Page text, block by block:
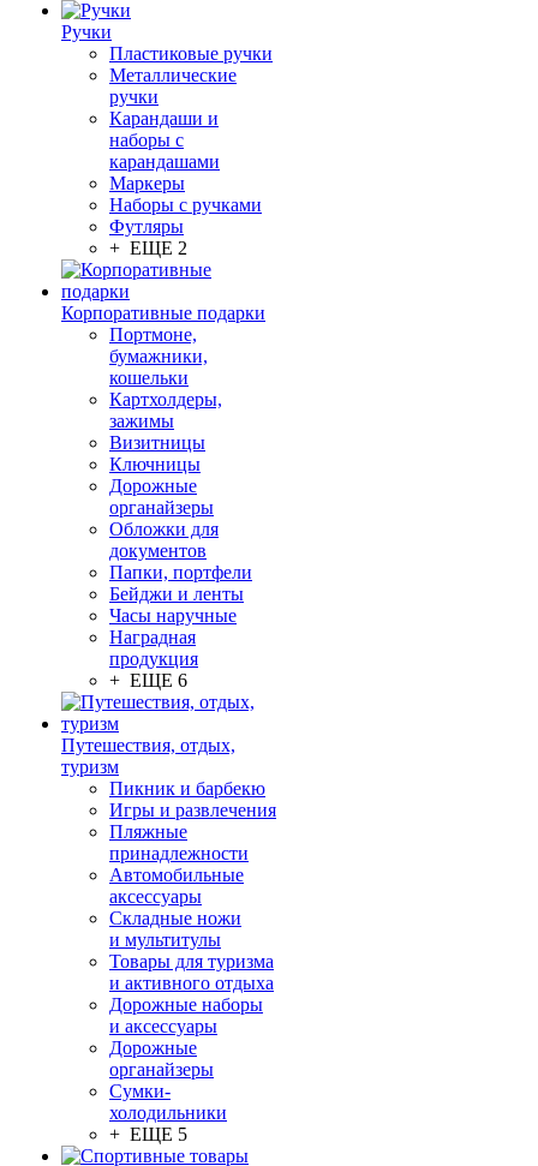
Ручки
Пластиковые ручки
Металлические
ручки
Карандаши и
наборы с
карандашами
Маркеры
Наборы с ручками
Футляры
+ ЕЩЕ 2
Корпоративные подарки
Портмоне,
бумажники,
кошельки
Картхолдеры,
зажимы
Визитницы
Ключницы
Дорожные
органайзеры
Обложки для
документов
Папки, портфели
Бейджи и ленты
Часы наручные
Наградная
продукция
+ ЕЩЕ 6
Путешествия, отдых,
туризм
Пикник и барбекю
Игры и развлечения
Пляжные
принадлежности
Автомобильные
аксессуары
Складные ножи
и мультитулы
Товары для туризма
и активного отдыха
Дорожные наборы
и аксессуары
Дорожные
органайзеры
Сумки-
холодильники
+ ЕЩЕ 5